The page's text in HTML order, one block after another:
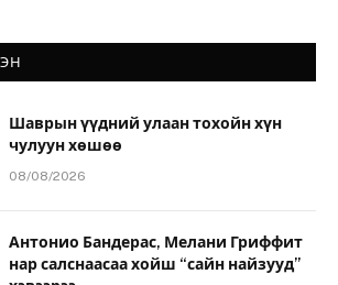
Шаврын үүдний улаан тохойн хүн
чулуун хөшөө
08/08/2026
Антонио Бандерас, Мелани Гриффит
нар салснаасаа хойш “сайн найзууд”